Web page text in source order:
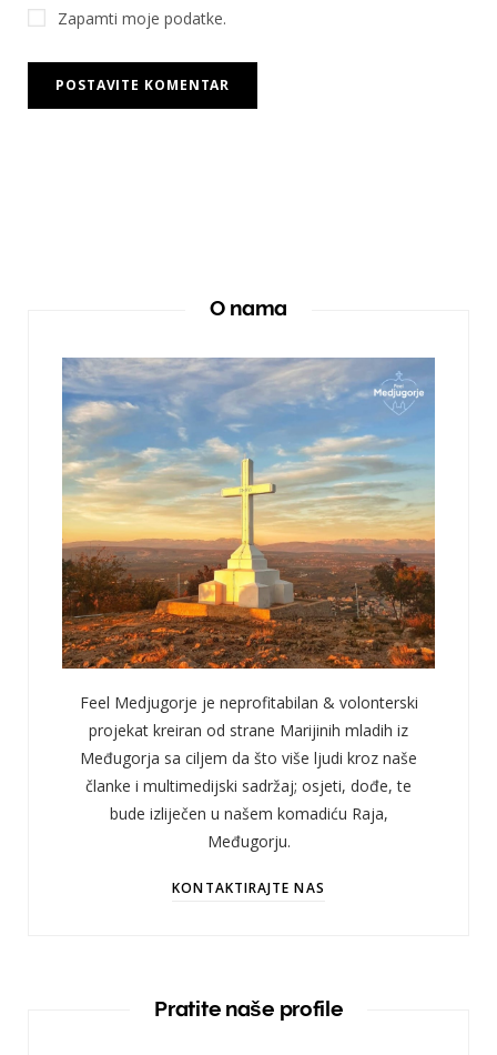
Zapamti moje podatke.
O nama
Feel Medjugorje je neprofitabilan & volonterski
projekat kreiran od strane Marijinih mladih iz
Međugorja sa ciljem da što više ljudi kroz naše
članke i multimedijski sadržaj; osjeti, dođe, te
bude izliječen u našem komadiću Raja,
Međugorju.
KONTAKTIRAJTE NAS
Pratite naše profile